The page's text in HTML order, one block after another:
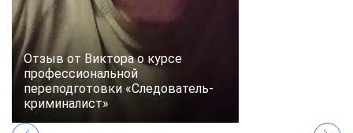
Отзыв от Виктора о курсе
профессиональной
переподготовки «Следователь-
криминалист»
Vkontakte
Max